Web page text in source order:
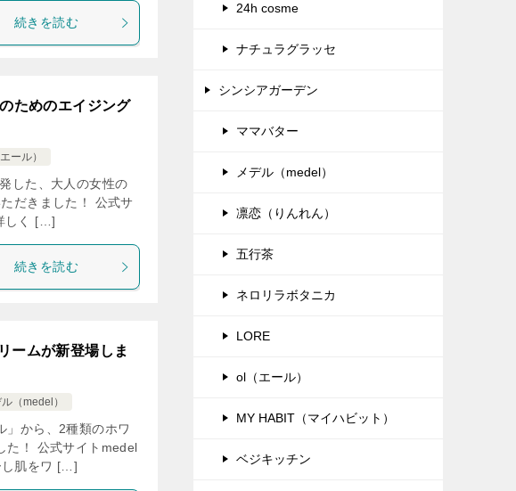
続きを読む
ためのエイジング
ール）
した、大人の女性の
だきました！ 公式サ
しく […]
続きを読む
ームが新登場しま
（medel）
」から、2種類のホワ
た！ 公式サイトmedel
し肌をワ […]
24h cosme
ナチュラグラッセ
シンシアガーデン
ママバター
メデル（medel）
凛恋（りんれん）
五行茶
ネロリラボタニカ
LORE
ol（エール）
MY HABIT（マイハビット）
ベジキッチン